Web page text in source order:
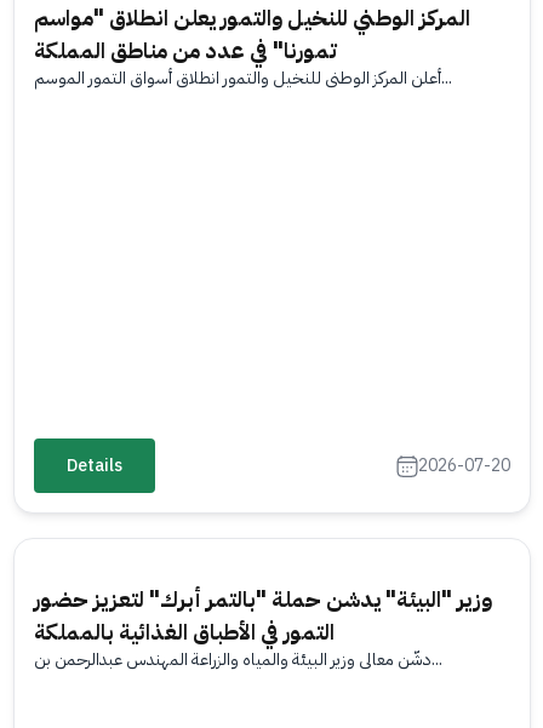
المركز الوطني للنخيل والتمور يعلن انطلاق "مواسم
تمورنا" في عدد من مناطق المملكة
أعلن المركز الوطني للنخيل والتمور انطلاق أسواق التمور الموسم...
Details 2026-07-20
وزير "البيئة" يدشن حملة "بالتمر أبرك" لتعزيز حضور
التمور في الأطباق الغذائية بالمملكة
دشّن معالي وزير البيئة والمياه والزراعة المهندس عبدالرحمن بن...